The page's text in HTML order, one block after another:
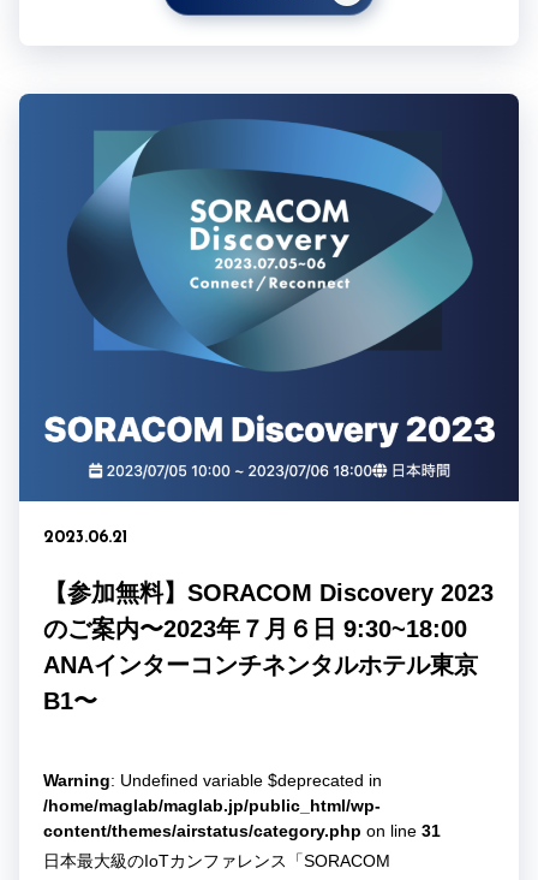
2023.06.21
【参加無料】SORACOM Discovery 2023
のご案内〜2023年７月６日 9:30~18:00
ANAインターコンチネンタルホテル東京
B1〜
Warning: Undefined variable $deprecated in
/home/maglab/maglab.jp/public_html/wp-
content/themes/airstatus/category.php on line 31
日本最大級のIoTカンファレンス「SORACOM